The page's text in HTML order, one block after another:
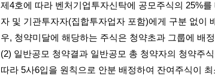
제 4호에 따라 벤처기업투자신탁에 공모주식의 25%를
자 및 기관투자자(집합투자업자 포함)에게 구분 없이
우, 청약미달에 해당하는 주식은 청약초과 그룹에 배
(2) 일반공모 청약결과 일반공모 총 청약자의 청약주
따라 5사6입을 원칙으로 안분 배정하여 잔여주식이